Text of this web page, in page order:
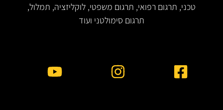
טכני, תרגום רפואי, תרגום משפטי, לוקליזציה, תמלול,
תרגום סימולטני ועוד